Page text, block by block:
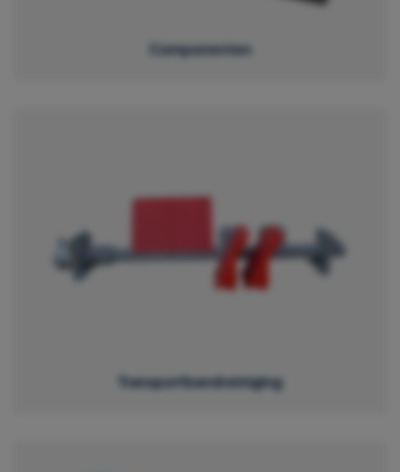
Componenten
Transportbandreiniging